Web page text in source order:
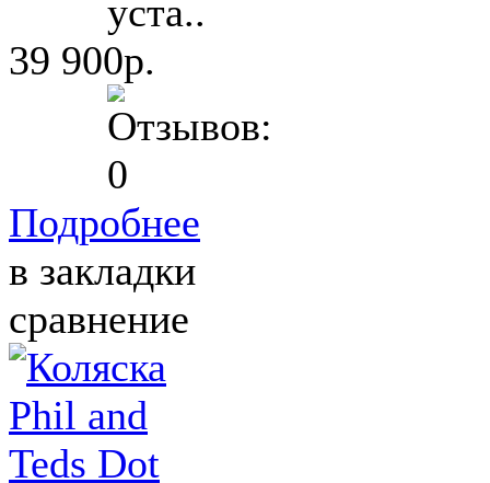
уста..
39 900р.
Подробнее
в закладки
сравнение